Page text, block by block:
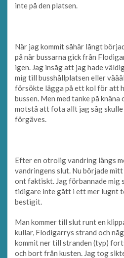
inte på den platsen.
När jag kommit såhär långt
på när bussarna gick från
igen. Jag insåg att jag hade
mig till busshållplatsen eller
försökte lägga på ett kol för att
bussen. Men med tanke på
motstå att fota allt jag såg
förgäves.
Efter en otrolig vandring längs
vandringens slut. Nu började
ont faktiskt. Jag förbannade
tidigare inte gått i ett mer lugnt
bestigit.
Man kommer till slut runt en
kullar, Flodigarrys strand och
kommit ner till stranden (typ)
och bort från kusten. Jag tog